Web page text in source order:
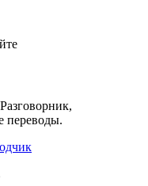
переводы.